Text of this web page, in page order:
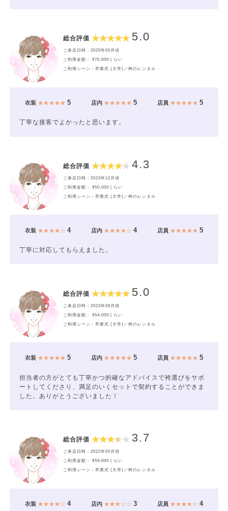
総合評価 5.0
ご来店日時：2025年05月頃
ご利用金額： ¥70,000くらい
ご利用シーン：卒業式 (大学)／袴のレンタル
衣装★★★★★ 5 店内★★★★★ 5 店員 ★★★★★5
丁寧な接客でよかったと思います。
総合評価 4.3
ご来店日時：2023年12月頃
ご利用金額： ¥50,000くらい
ご利用シーン：卒業式 (大学)／袴のレンタル
衣装★★★★☆ 4 店内★★★★☆ 4 店員 ★★★★★5
丁寧に対応してもらえました。
総合評価 5.0
ご来店日時：2023年09月頃
ご利用金額： ¥54,000くらい
ご利用シーン：卒業式 (大学)／袴のレンタル
衣装★★★★★ 5 店内★★★★★ 5 店員 ★★★★★5
担当者の方がとても丁寧かつ的確なアドバイスで袴選びをサポ
ートしてくださり、満足のいくセットで契約することができま
した。ありがとうございました！
総合評価 3.7
ご来店日時：2022年05月頃
ご利用金額： ¥59,000くらい
ご利用シーン：卒業式 (大学)／袴のレンタル
衣装★★★★☆ 4 店内★★★☆☆ 3 店員 ★★★★☆4